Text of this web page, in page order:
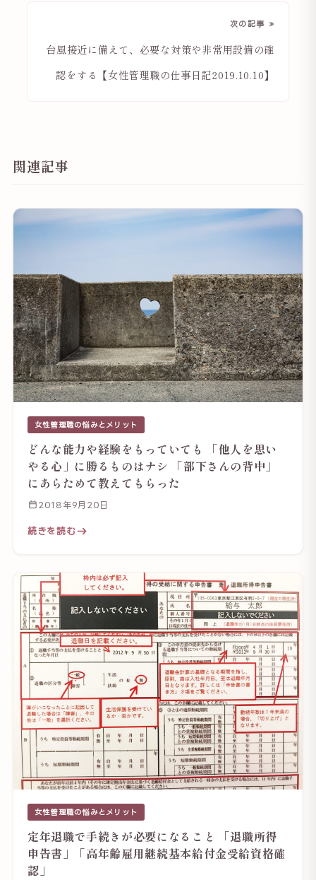
次の記事 »
台風接近に備えて、必要な対策や非常用設備の確
認をする【女性管理職の仕事日記2019.10.10】
関連記事
女性管理職の悩みとメリット
どんな能力や経験をもっていても 「他人を思い
やる心」に勝るものはナシ 「部下さんの背中」
にあらためて教えてもらった
2018年9月20日
続きを読む
女性管理職の悩みとメリット
定年退職で手続きが必要になること 「退職所得
申告書」「高年齢雇用継続基本給付金受給資格確
認」